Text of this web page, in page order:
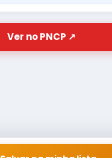
Ver no PNCP ↗